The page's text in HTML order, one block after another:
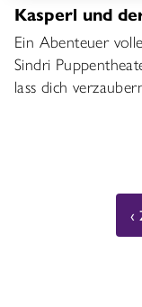
Kasperl und
Ein Abenteuer
Sindri
lass dich